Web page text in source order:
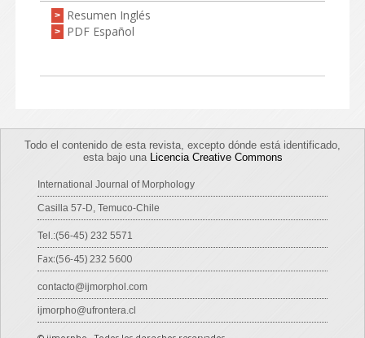
> Resumen Inglés
> PDF Español
Todo el contenido de esta revista, excepto dónde está identificado,
esta bajo una Licencia Creative Commons
International Journal of Morphology
Casilla 57-D, Temuco-Chile
Tel.:(56-45) 232 5571
Fax:(56-45) 232 5600
contacto@ijmorphol.com
ijmorpho@ufrontera.cl